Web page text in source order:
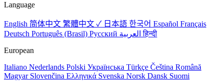
Language
English 简体中文 繁體中文 ✓ 日本語 한국어 Español Français
Deutsch Português (Brasil) Русский العربيةहिन्दी
European
Italiano Nederlands Polski Українська Türkçe Čeština Română
Magyar Slovenčina Ελληνικά Svenska Norsk Dansk Suomi